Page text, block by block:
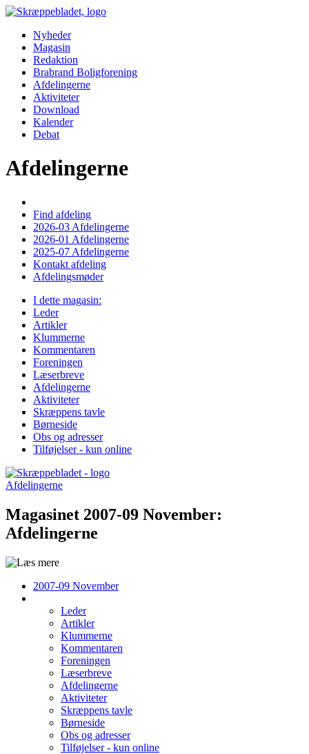
Nyheder
Magasin
Redaktion
Brabrand Boligforening
Afdelingerne
Aktiviteter
Download
Kalender
Debat
Afdelingerne
Find afdeling
2026-03 Afdelingerne
2026-01 Afdelingerne
2025-07 Afdelingerne
Kontakt afdeling
Afdelingsmøder
I dette magasin:
Leder
Artikler
Klummerne
Kommentaren
Foreningen
Læserbreve
Afdelingerne
Aktiviteter
Skræppens tavle
Børneside
Obs og adresser
Tilføjelser - kun online
Afdelingerne
Magasinet 2007-09 November:
Afdelingerne
2007-09 November
Leder
Artikler
Klummerne
Kommentaren
Foreningen
Læserbreve
Afdelingerne
Aktiviteter
Skræppens tavle
Børneside
Obs og adresser
Tilføjelser - kun online